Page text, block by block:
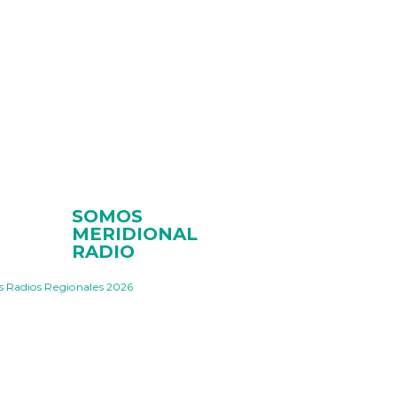
SOMOS
MERIDIONAL
RADIO
Regionales 2026